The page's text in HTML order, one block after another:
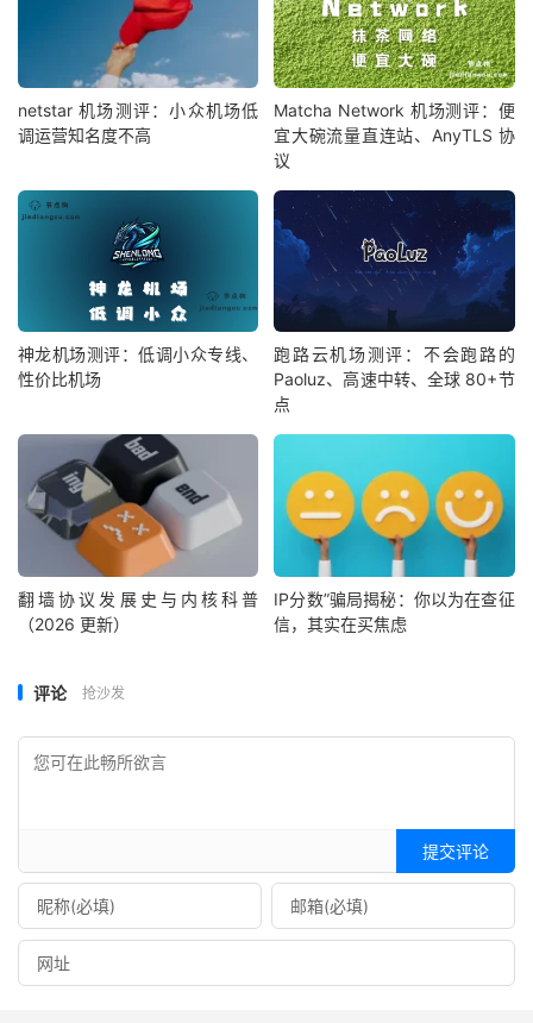
netstar 机场测评：小众机场低
调运营知名度不高
Matcha Network 机场测评：便
宜大碗流量直连站、AnyTLS 协
议
神龙机场测评：低调小众专线、
性价比机场
跑路云机场测评：不会跑路的
Paoluz、高速中转、全球 80+节
点
翻墙协议发展史与内核科普
（2026 更新）
IP分数”骗局揭秘：你以为在查征
信，其实在买焦虑
评论 抢沙发
提交评论